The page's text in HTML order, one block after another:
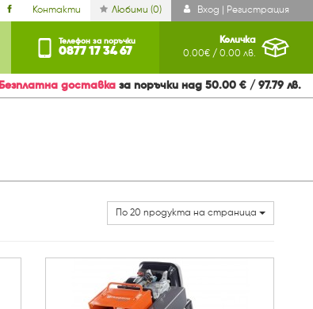
Контакти Любими (0) Вход | Регистрация
Телефон за поръчки
0877 17 34 67
Количка
0.00€ / 0.00 лв.
Безплатна доставка за поръчки над 50.00 € / 97.79 лв.
По 20 продукта на страница